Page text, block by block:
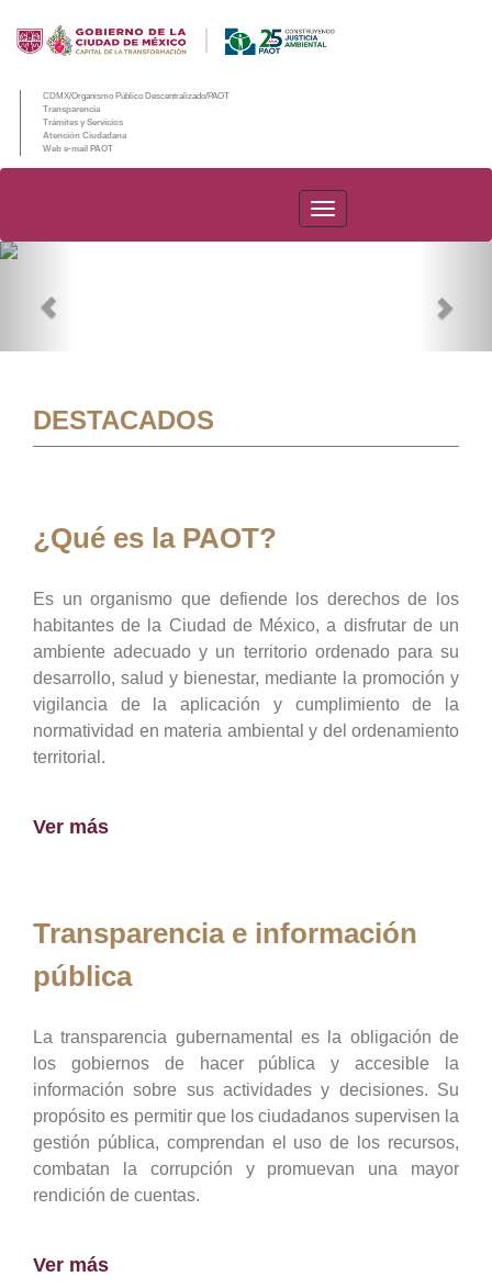
CDMX/Organismo Público Descentralizado/PAOT
Transparencia
Trámites y Servicios
Atención Ciudadana
Web e-mail PAOT
PAOT
DESTACADOS
¿Qué es la PAOT?
Es un organismo que defiende los derechos de los
habitantes de la Ciudad de México, a disfrutar de un
ambiente adecuado y un territorio ordenado para su
desarrollo, salud y bienestar, mediante la promoción y
vigilancia de la aplicación y cumplimiento de la
normatividad en materia ambiental y del ordenamiento
territorial.
Ver más
Transparencia e información
pública
La transparencia gubernamental es la obligación de
los gobiernos de hacer pública y accesible la
información sobre sus actividades y decisiones. Su
propósito es permitir que los ciudadanos supervisen la
gestión pública, comprendan el uso de los recursos,
combatan la corrupción y promuevan una mayor
rendición de cuentas.
Ver más